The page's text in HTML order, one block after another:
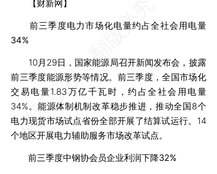
【财新网】
前三季度电力市场化电量约占全社会用电量
34%
10月29日，国家能源局召开新闻发布会，披露
前三季度能源形势等情况。前三季度，全国市场化
交易电量1.83万亿千瓦时，约占全社会用电量
34%。能源体制机制改革稳步推进，推动全国8个
电力现货市场试点省份全部开展了结算试运行。14
个地区开展电力辅助服务市场改革试点。
前三季度中钢协会员企业利润下降32%